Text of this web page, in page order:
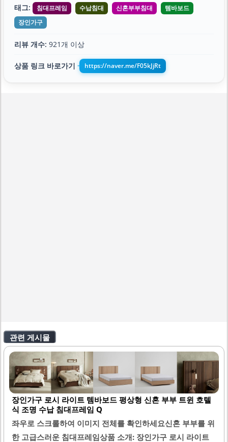
태그: 침대프레임 수납침대 신혼부부침대
템바보드
장인가구
리뷰 개수: 921개 이상
상품 링크 바로가기 ➔ https://naver.me/F05kJjRt
관련 게시물
장인가구 로시 라이트 템바보드 평상형 신혼 부부 트윈 호텔
식 조명 수납 침대프레임 Q
좌우로 스크롤하여 이미지 전체를 확인하세요신혼 부부를 위
한 고급스러운 침대프레임상품 소개: 장인가구 로시 라이트